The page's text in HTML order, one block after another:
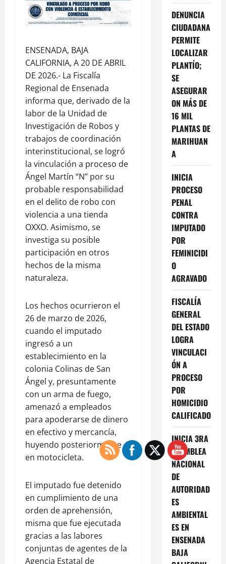
ENSENADA, BAJA
CALIFORNIA, A 20 DE ABRIL
DE 2026.- La Fiscalía
Regional de Ensenada
informa que, derivado de la
labor de la Unidad de
Investigación de Robos y
trabajos de coordinación
interinstitucional, se logró
la vinculación a proceso de
Ángel Martín “N” por su
probable responsabilidad
en el delito de robo con
violencia a una tienda
OXXO. Asimismo, se
investiga su posible
participación en otros
hechos de la misma
naturaleza.
Los hechos ocurrieron el
26 de marzo de 2026,
cuando el imputado
ingresó a un
establecimiento en la
colonia Colinas de San
Ángel y, presuntamente
con un arma de fuego,
amenazó a empleados
para apoderarse de dinero
en efectivo y mercancía,
huyendo posteriormente
en motocicleta.
El imputado fue detenido
en cumplimiento de una
orden de aprehensión,
misma que fue ejecutada
gracias a las labores
conjuntas de agentes de la
Agencia Estatal de
DENUNCIA
CIUDADANA
PERMITE
LOCALIZAR
PLANTÍO;
SE
ASEGURAR
ON MÁS DE
16 MIL
PLANTAS DE
MARIHUAN
A
INICIA
PROCESO
PENAL
CONTRA
IMPUTADO
POR
FEMINICIDI
O
AGRAVADO
FISCALÍA
GENERAL
DEL ESTADO
LOGRA
VINCULACI
ÓN A
PROCESO
POR
HOMICIDIO
CALIFICADO
INICIA 3RA
ASAMBLEA
NACIONAL
DE
AUTORIDAD
ES
AMBIENTAL
ES EN
ENSENADA
BAJA